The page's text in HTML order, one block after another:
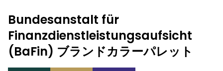
Bundesanstalt für
Finanzdienstleistungsaufsicht
(BaFin) ブランドカラーパレット